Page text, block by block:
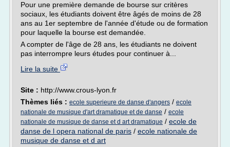
Pour une première demande de bourse sur critères
sociaux, les étudiants doivent être âgés de moins de 28
ans au 1er septembre de l'année d'étude ou de formation
pour laquelle la bourse est demandée.
A compter de l'âge de 28 ans, les étudiants ne doivent
pas interrompre leurs études pour continuer à...
Lire la suite
Site : http://www.crous-lyon.fr
Thèmes liés : ecole superieure de danse d'angers / ecole
nationale de musique d'art dramatique et de danse / ecole
nationale de musique de danse et d art dramatique / ecole de
danse de l opera national de paris / ecole nationale de
musique de danse et d art